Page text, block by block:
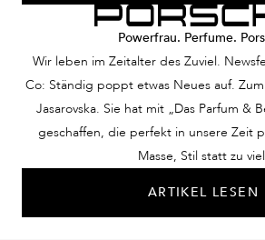
Powerfrau. Perfume.
Wir leben im Zeitalter des Zuviel.
Co: Ständig poppt etwas Neues auf.
Jasarovska. Sie hat mit „Das Parfum &
geschaffen, die perfekt in unsere Zeit
Masse, Stil statt zu
ARTIKEL LESEN